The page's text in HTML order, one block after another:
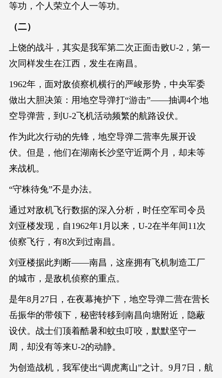
等功，个人荣立个人一等功。
（二）
上饶的战斗，其实是我军第二次正面击败U-2，第一
次同样发生在江西，发生在南昌。
1962年，面对敌侦察机横行的严峻形势，中央军委
做出大胆决策：用地空导弹打“游击”——抽调4个地
空导弹营，到U-2飞机活动频繁的航路设伏。
作为此次行动的先锋，地空导弹二营率先展开设
伏。但是，他们在湖南长沙坚守近两个月，却未等
来战机。
“守株待兔”不是办法。
通过对敌机飞行数据的深入分析，时任空军司令员
刘亚楼发现，自1962年1月以来，U-2在半年间11次
侦察飞行，有8次到过南昌。
刘亚楼据此判断——南昌，这座拥有飞机制造工厂
的城市，是敌机侦察的重点。
是年8月27日，在夜幕掩护下，地空导弹二营在营长
岳振华的带领下，秘密转移到南昌向塘附近，隐蔽
设伏。战士们顶着酷暑和蚊虫叮咬，默默坚守一
周，却没有等来U-2的动静。
为创造战机，我军使出“调虎离山”之计。9月7日，航